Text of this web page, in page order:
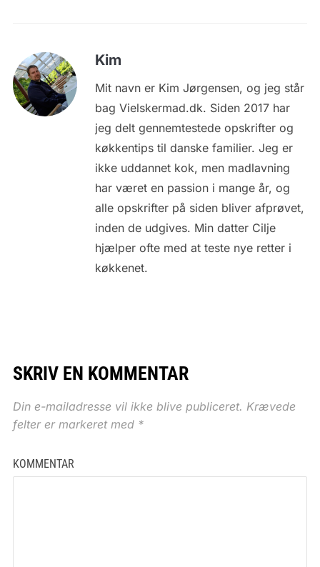
Kim
Mit navn er Kim Jørgensen, og jeg står
bag Vielskermad.dk. Siden 2017 har
jeg delt gennemtestede opskrifter og
køkkentips til danske familier. Jeg er
ikke uddannet kok, men madlavning
har været en passion i mange år, og
alle opskrifter på siden bliver afprøvet,
inden de udgives. Min datter Cilje
hjælper ofte med at teste nye retter i
køkkenet.
SKRIV EN KOMMENTAR
Din e-mailadresse vil ikke blive publiceret. Krævede
felter er markeret med *
KOMMENTAR